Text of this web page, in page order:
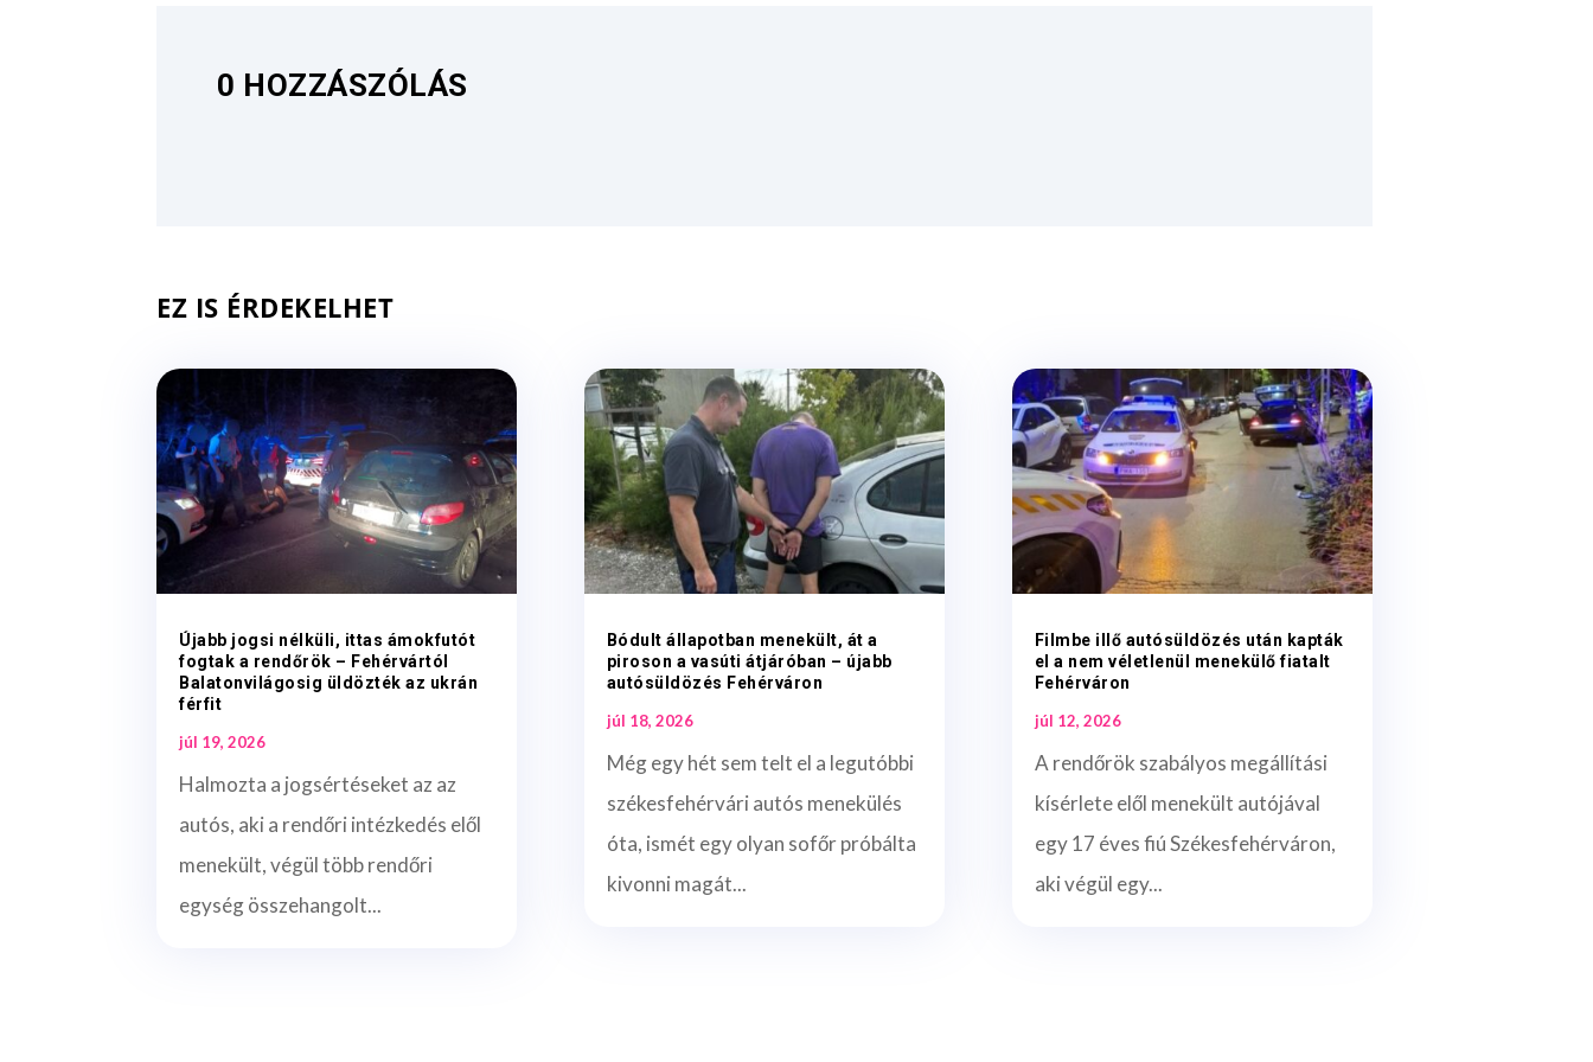
0 HOZZÁSZÓLÁS
EZ IS ÉRDEKELHET
Újabb jogsi nélküli, ittas ámokfutót
fogtak a rendőrök – Fehérvártól
Balatonvilágosig üldözték az ukrán
férfit
júl 19, 2026
Halmozta a jogsértéseket az az
autós, aki a rendőri intézkedés elől
menekült, végül több rendőri
egység összehangolt...
Bódult állapotban menekült, át a
piroson a vasúti átjáróban – újabb
autósüldözés Fehérváron
júl 18, 2026
Még egy hét sem telt el a legutóbbi
székesfehérvári autós menekülés
óta, ismét egy olyan sofőr próbálta
kivonni magát...
Filmbe illő autósüldözés után kapták
el a nem véletlenül menekülő fiatalt
Fehérváron
júl 12, 2026
A rendőrök szabályos megállítási
kísérlete elől menekült autójával
egy 17 éves fiú Székesfehérváron,
aki végül egy...